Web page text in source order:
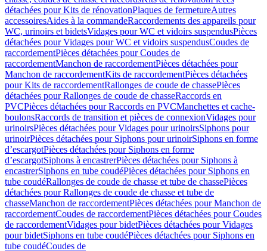
détachées pour Kits de rénovationPlaques de fermetureAutres
accessoiresAides à la commandeRaccordements des appareils pour
WC, urinoirs et bidetsVidages pour WC et vidoirs suspendusPièces
détachées pour Vidages pour WC et vidoirs suspendusCoudes de
raccordementPièces détachées pour Coudes de
raccordementManchon de raccordementPièces détachées pour
Manchon de raccordementKits de raccordementPièces détachées
pour Kits de raccordementRallonges de coude de chassePièces
détachées pour Rallonges de coude de chasseRaccords en
PVCPièces détachées pour Raccords en PVCManchettes et cache-
boulonsRaccords de transition et pièces de connexionVidages pour
urinoirsPièces détachées pour Vidages pour urinoirsSiphons pour
urinoirPièces détachées pour Siphons pour urinoirSiphons en forme
d’escargotPièces détachées pour Siphons en forme
d’escargotSiphons à encastrerPièces détachées pour Siphons à
encastrerSiphons en tube coudéPièces détachées pour Siphons en
tube coudéRallonges de coude de chasse et tube de chassePièces
détachées pour Rallonges de coude de chasse et tube de
chasseManchon de raccordementPièces détachées pour Manchon de
raccordementCoudes de raccordementPièces détachées pour Coudes
de raccordementVidages pour bidetPièces détachées pour Vidages
pour bidetSiphons en tube coudéPièces détachées pour Siphons en
tube coudéCoudes de